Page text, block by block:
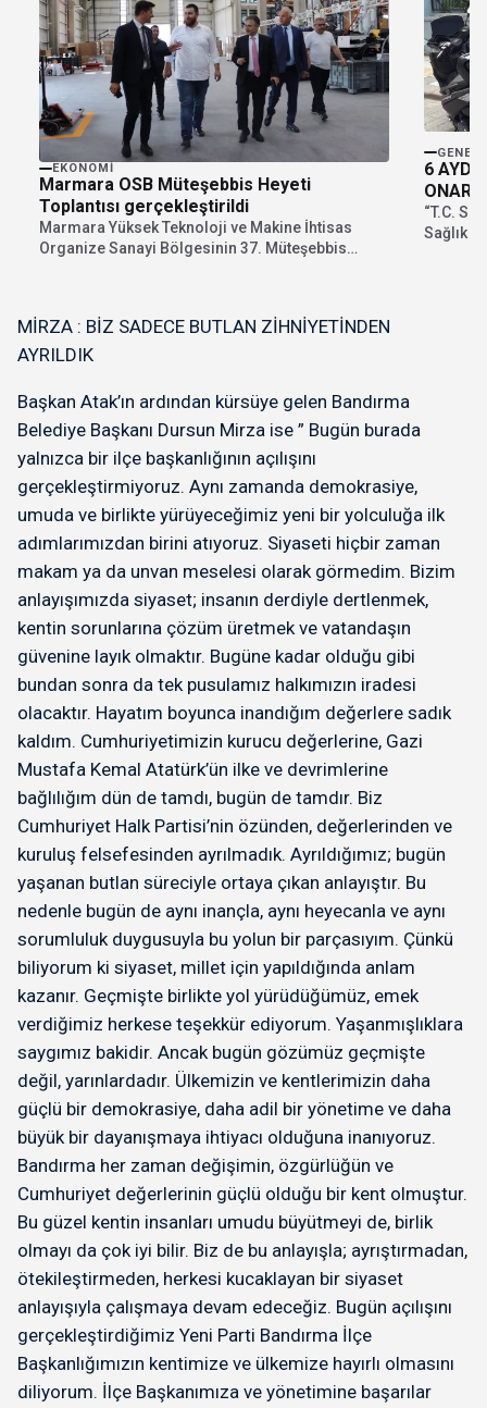
EKONOMI
Marmara OSB Müteşebbis Heyeti
Toplantısı gerçekleştirildi
Marmara Yüksek Teknoloji ve Makine İhtisas
Organize Sanayi Bölgesinin 37. Müteşebbis
GENEL
6
“T.C.
Sağlık
MİRZA : BİZ SADECE BUTLAN ZİHNİYETİNDEN
AYRILDIK
Başkan Atak’ın ardından kürsüye gelen Bandırma
Belediye Başkanı Dursun Mirza ise ” Bugün burada
yalnızca bir ilçe başkanlığının açılışını
gerçekleştirmiyoruz. Aynı zamanda demokrasiye,
umuda ve birlikte yürüyeceğimiz yeni bir yolculuğa ilk
adımlarımızdan birini atıyoruz. Siyaseti hiçbir zaman
makam ya da unvan meselesi olarak görmedim. Bizim
anlayışımızda siyaset; insanın derdiyle dertlenmek,
kentin sorunlarına çözüm üretmek ve vatandaşın
güvenine layık olmaktır. Bugüne kadar olduğu gibi
bundan sonra da tek pusulamız halkımızın iradesi
olacaktır. Hayatım boyunca inandığım değerlere sadık
kaldım. Cumhuriyetimizin kurucu değerlerine, Gazi
Mustafa Kemal Atatürk’ün ilke ve devrimlerine
bağlılığım dün de tamdı, bugün de tamdır. Biz
Cumhuriyet Halk Partisi’nin özünden, değerlerinden ve
kuruluş felsefesinden ayrılmadık. Ayrıldığımız; bugün
yaşanan butlan süreciyle ortaya çıkan anlayıştır. Bu
nedenle bugün de aynı inançla, aynı heyecanla ve aynı
sorumluluk duygusuyla bu yolun bir parçasıyım. Çünkü
biliyorum ki siyaset, millet için yapıldığında anlam
kazanır. Geçmişte birlikte yol yürüdüğümüz, emek
verdiğimiz herkese teşekkür ediyorum. Yaşanmışlıklara
saygımız bakidir. Ancak bugün gözümüz geçmişte
değil, yarınlardadır. Ülkemizin ve kentlerimizin daha
güçlü bir demokrasiye, daha adil bir yönetime ve daha
büyük bir dayanışmaya ihtiyacı olduğuna inanıyoruz.
Bandırma her zaman değişimin, özgürlüğün ve
Cumhuriyet değerlerinin güçlü olduğu bir kent olmuştur.
Bu güzel kentin insanları umudu büyütmeyi de, birlik
olmayı da çok iyi bilir. Biz de bu anlayışla; ayrıştırmadan,
ötekileştirmeden, herkesi kucaklayan bir siyaset
anlayışıyla çalışmaya devam edeceğiz. Bugün açılışını
gerçekleştirdiğimiz Yeni Parti Bandırma İlçe
Başkanlığımızın kentimize ve ülkemize hayırlı olmasını
diliyorum. İlçe Başkanımıza ve yönetimine başarılar